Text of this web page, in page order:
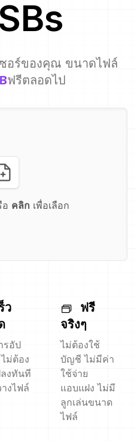
s
ซอร์ของคุณ ขนาดไฟล์
ฟรีตลอดไป
คลิก เพื่อเลือก
ว
รอัป
ม่ต้อง
งทันที
งไฟล์
ฟรี
จริงๆ
ไม่ต้องใช้
บัญชี ไม่มีค่า
ใช้จ่าย
แอบแฝง ไม่มี
ลูกเล่นขนาด
ไฟล์